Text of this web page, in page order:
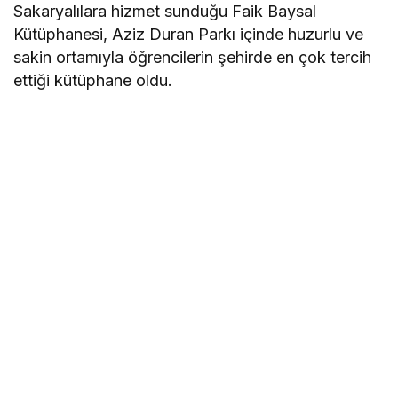
Sakaryalılara hizmet sunduğu Faik Baysal
Kütüphanesi, Aziz Duran Parkı içinde huzurlu ve
sakin ortamıyla öğrencilerin şehirde en çok tercih
ettiği kütüphane oldu.